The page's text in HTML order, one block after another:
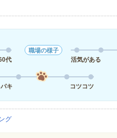
代
職場の様子
活気がある
キ
コツコツ
グ